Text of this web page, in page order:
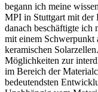
begann ich meine
MPI in Stuttgart mit der
danach beschäftigte ich
mit einem Schwerpunkt
keramischen
Möglichkeiten zur
im Bereich der
bedeutendsten